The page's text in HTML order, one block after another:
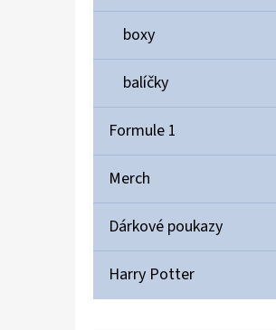
boxy
balíčky
Formule 1
Merch
Dárkové poukazy
Harry Potter